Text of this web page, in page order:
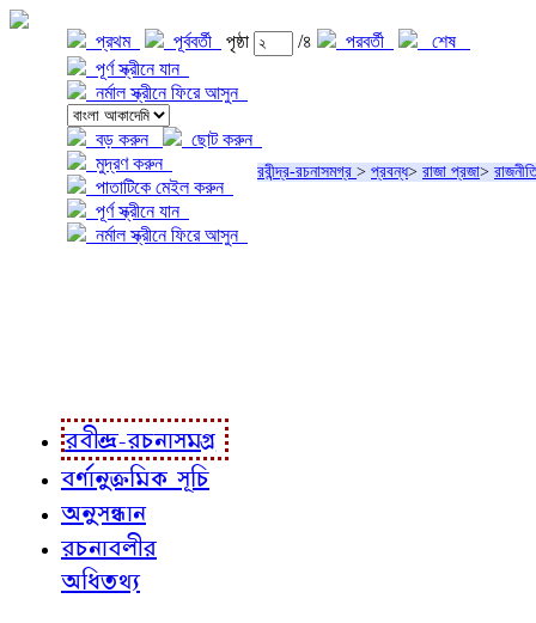
প্রথম পূর্ববর্তী পৃষ্ঠা /৪ পরবর্তী
শেষ
পূর্ণ স্ক্রীনে যান
নর্মাল স্ক্রীনে ফিরে আসুন
বড় করুন
ছোট করুন
মুদ্রণ করুন
পাতাটিকে মেইল করুন
পূর্ণ স্ক্রীনে যান
নর্মাল স্ক্রীনে ফিরে আসুন
রবীন্দ্র-রচনাসমগ্র > প্রবন্ধ> রাজা প্রজা>
রবীন্দ্র-রচনাসমগ্র
বর্ণানুক্রমিক সূচি
অনুসন্ধান
রচনাবলীর
অধিতথ্য